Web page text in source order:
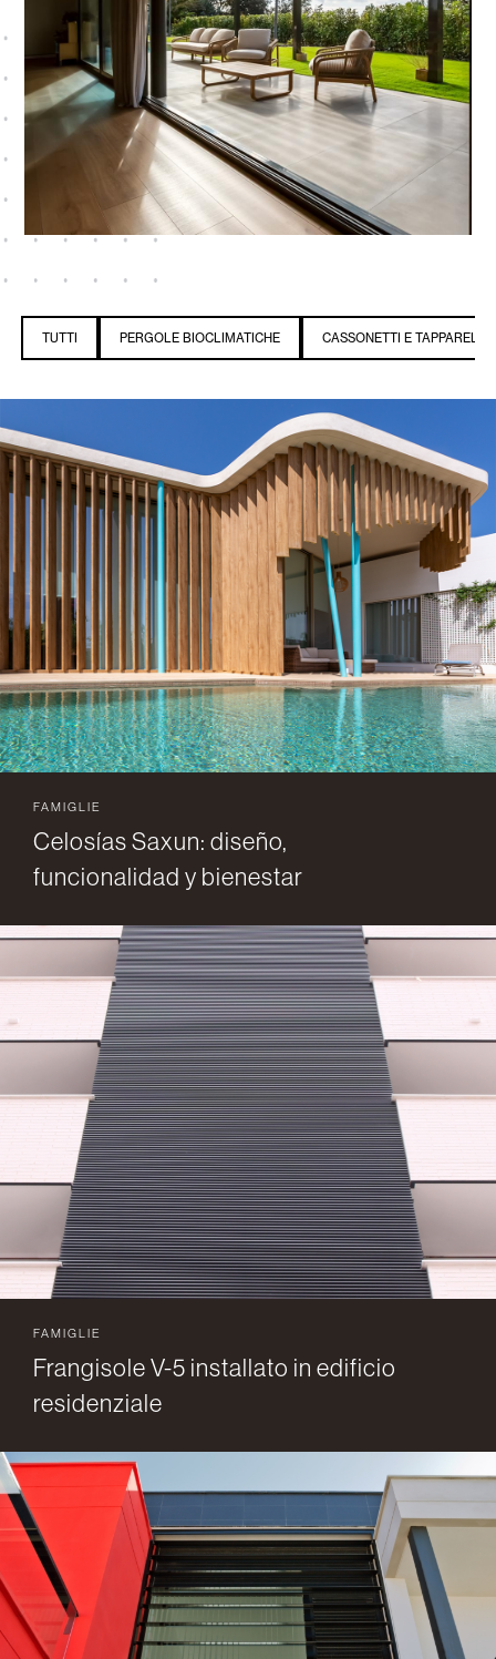
TUTTI PERGOLE BIOCLIMATICHE CASSONETTI E
FAMIGLIE
Celosías Saxun: diseño,
funcionalidad y bienestar
FAMIGLIE
Frangisole V-5 installato in edificio
residenziale